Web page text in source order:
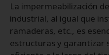
La impermeabilización
industrial, al igual que
ramaderas, etc., es
estructuras y garantizar